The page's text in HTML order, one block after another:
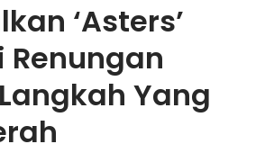
‘Asters’
Renungan
Yang